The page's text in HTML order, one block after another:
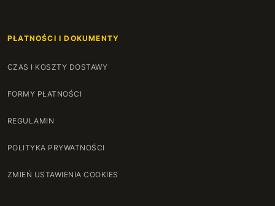
PŁATNOŚCI I DOKUMENTY
CZAS I KOSZTY DOSTAWY
FORMY PŁATNOŚCI
REGULAMIN
POLITYKA PRYWATNOŚCI
ZMIEŃ USTAWIENIA COOKIES